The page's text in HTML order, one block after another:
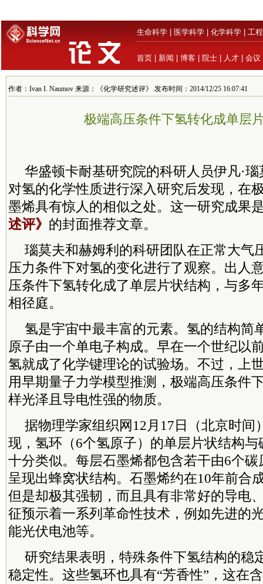
生命科学 医学科学 化学科学 工
首页 新闻 博客 院士 人才 会议
作者：Ivan I. Naumov 来源：《化学研究述评》 发布时间：2014/12/25 16:07:41
极端高压条件下氢转化成单层
华盛顿卡耐基研究院的科研人员伊凡·
对氢的化学性质进行深入研究后发现，在
墨烯具有惊人的相似之处。这一研究成果
述评》 的封面推荐文章。
瑙莫夫和赫姆利的科研团队在正常大气
压力条件下对氢的变化进行了观察。出人
压条件下氢转化成了单层片状结构，与多
相径庭。
氢是宇宙中最丰富的元素。氢的结构
原子由一个单电子构成。早在一个世纪以
氢就成了化学键理论的试验场。不过，上
用早期量子力学模型推测，极端高压条件
样光泽且导电性强的物质。
据物理学家组织网12月17日（北京时间
现，氢环（6个氢原子）的单层片状结构
十分类似。每层石墨烯都包含若干由6个
呈现出蜂窝状结构。石墨烯约在10年前合
但是却极其强韧，而且具有非常好的导电
征预示着一系列革命性技术，例如先进的
能光伏电池等。
研究结果表明，特殊条件下氢结构的稳
稳定性。这些氢环也具有“芳香性”，这在